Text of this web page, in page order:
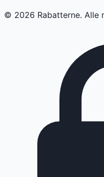
© 2026 Rabatterne. Alle